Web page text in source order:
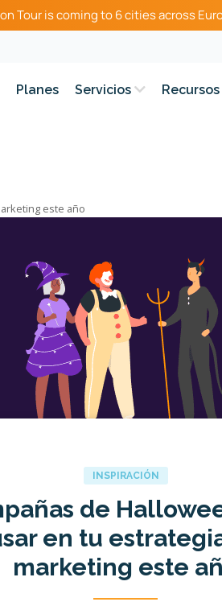
Tour is coming to 6 cities across
Planes Servicios
este año
INSPIRACIÓN
de
en tu
marketing este